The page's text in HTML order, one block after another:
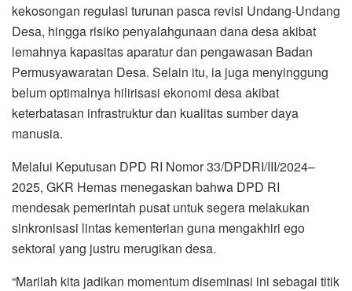
kekosongan regulasi turunan pasca revisi Undang-Undang
Desa, hingga risiko penyalahgunaan dana desa akibat
lemahnya kapasitas aparatur dan pengawasan Badan
Permusyawaratan Desa. Selain itu, ia juga menyinggung
belum optimalnya hilirisasi ekonomi desa akibat
keterbatasan infrastruktur dan kualitas sumber daya
manusia.
Melalui Keputusan DPD RI Nomor 33/DPDRI/III/2024–
2025, GKR Hemas menegaskan bahwa DPD RI
mendesak pemerintah pusat untuk segera melakukan
sinkronisasi lintas kementerian guna mengakhiri ego
sektoral yang justru merugikan desa.
“Marilah kita jadikan momentum diseminasi ini sebagai titik